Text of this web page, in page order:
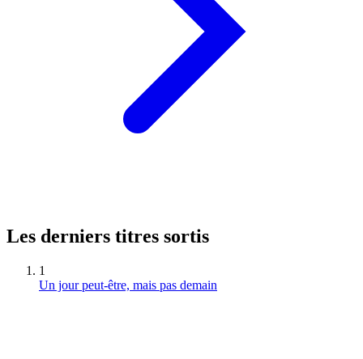
Les derniers titres sortis
1
Un jour peut-être, mais pas demain